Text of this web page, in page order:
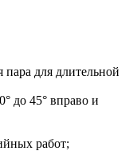
для длительной
до 45° вправо и
работ;